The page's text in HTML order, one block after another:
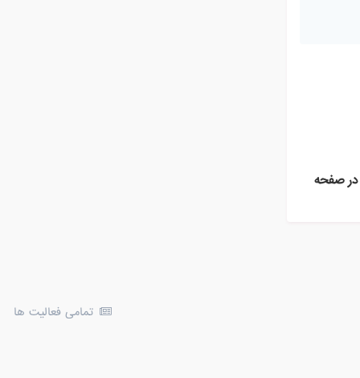
صفحه
تمامی فعالیت ها